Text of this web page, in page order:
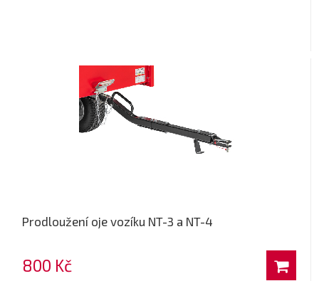
Prodloužení oje vozíku NT-3 a NT-4
800 Kč